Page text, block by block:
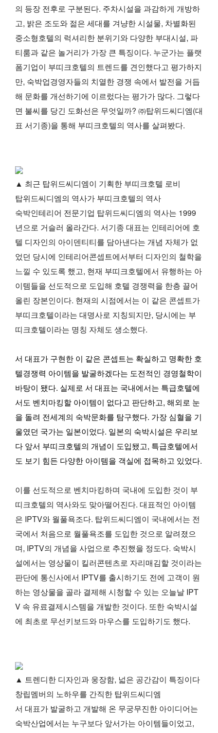
의 등장 전후로 구분된다. 주차시설을 과감하게 개방하
고, 밝은 조도와 젊은 세대를 겨냥한 시설물, 차별화된
중소형호텔의 럭셔리한 분위기와 다양한 부대시설, 파
티룸과 같은 놀거리가 가장 큰 특징이다. 누군가는 플랫
폼기업이 부띠크호텔의 트렌드를 견인했다고 평가하지
만, 숙박업경영자들의 치열한 경쟁 속에서 발전을 거듭
해 문화를 개선하기에 이르렀다는 평가가 많다. 그렇다
면 불씨를 당긴 도화선은 무엇일까? ㈜탑위드씨디엠(대
표 서기종)을 통해 부띠크호텔의 역사를 살펴봤다.
▲ 최근 탑위드씨디엠이 기획한 부띠크호텔 로비
탑위드씨디엠의 역사가 부띠크호텔의 역사
숙박인테리어 전문기업 탑위드씨디엠의 역사는 1999
년으로 거슬러 올라간다. 서기종 대표는 인테리어에 호
텔 디자인의 아이덴티티를 담아낸다는 개념 자체가 없
었던 당시에 인테리어콘셉트에서부터 디자인의 철학을
느낄 수 있도록 했고, 현재 부띠크호텔에서 유행하는 아
이템들을 선도적으로 도입해 호텔 경쟁력을 한층 끌어
올린 장본인이다. 현재의 시점에서는 이 같은 콘셉트가
부띠크호텔이라는 대명사로 지칭되지만, 당시에는 부
띠크호텔이라는 명칭 자체도 생소했다.
서 대표가 구현한 이 같은 콘셉트는 확실하고 명확한 호
텔경쟁력 아이템을 발굴하겠다는 도전적인 경영철학이
바탕이 됐다. 실제로 서 대표는 국내에서는 특급호텔에
서도 벤치마킹할 아이템이 없다고 판단하고, 해외로 눈
을 돌려 전세계의 숙박문화를 탐구했다. 가장 심혈을 기
울였던 국가는 일본이었다. 일본의 숙박시설은 우리보
다 앞서 부띠크호텔의 개념이 도입됐고, 특급호텔에서
도 보기 힘든 다양한 아이템을 객실에 접목하고 있었다.
이를 선도적으로 벤치마킹하며 국내에 도입한 것이 부
띠크호텔의 역사와도 맞아떨어진다. 대표적인 아이템
은 IPTV와 월풀욕조다. 탑위드씨디엠이 국내에서는 전
국에서 처음으로 월풀욕조를 도입한 것으로 알려졌으
며, IPTV의 개념을 사업으로 추진했을 정도다. 숙박시
설에서는 영상물이 킬러콘텐츠로 자리매김할 것이라는
판단에 통신사에서 IPTV를 출시하기도 전에 고객이 원
하는 영상물을 골라 결제해 시청할 수 있는 오늘날 IPT
V 속 유료결제시스템을 개발한 것이다. 또한 숙박시설
에 최초로 무선키보드와 마우스를 도입하기도 했다.
▲ 트렌디한 디자인과 웅장함, 넓은 공간감이 특징이다
창립멤버의 노하우를 간직한 탑위드씨디엠
서 대표가 발굴하고 개발해 온 무궁무진한 아이디어는
숙박산업에서는 누구보다 앞서가는 아이템들이었고,